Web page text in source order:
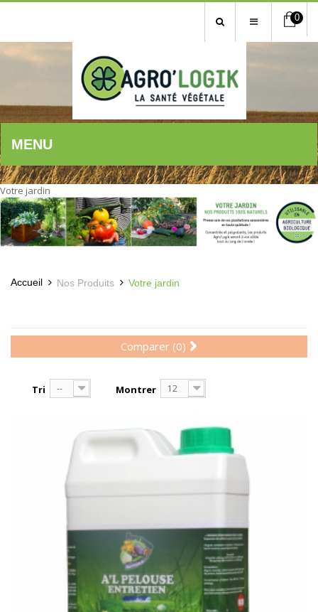
0
MENU
Votre jardin
Accueil Nos Produits Votre jardin
Comparer (0)
Tri -- Montrer 12